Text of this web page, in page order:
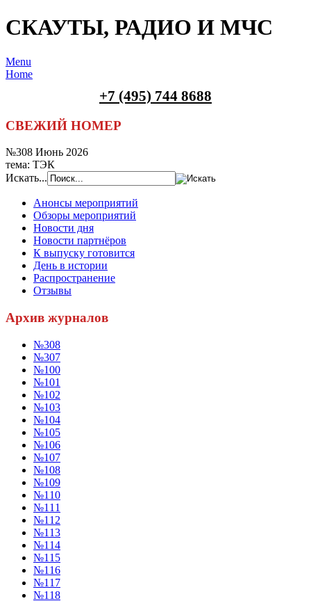
СКАУТЫ, РАДИО И МЧС
Menu
Home
+7 (495) 744 8688
СВЕЖИЙ НОМЕР
№308 Июнь 2026
тема: ТЭК
Искать...
Анонсы мероприятий
Обзоры мероприятий
Новости дня
Новости партнёров
К выпуску готовится
День в истории
Распространение
Отзывы
Архив журналов
№308
№307
№100
№101
№102
№103
№104
№105
№106
№107
№108
№109
№110
№111
№112
№113
№114
№115
№116
№117
№118